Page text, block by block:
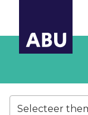
Selecteer